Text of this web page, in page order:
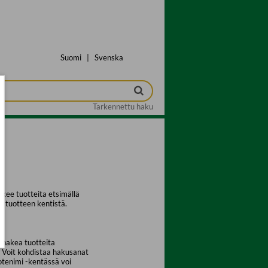
Suomi Svenska
Tarkennettu haku
tuotteita etsimällä
tuotteen kentistä.
hakea tuotteita
kohdistaa hakusanat
-kentässä voi